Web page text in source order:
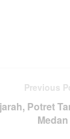
Previous
Potret
Medan